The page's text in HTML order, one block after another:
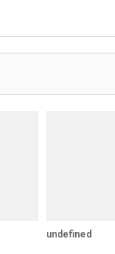
undefined